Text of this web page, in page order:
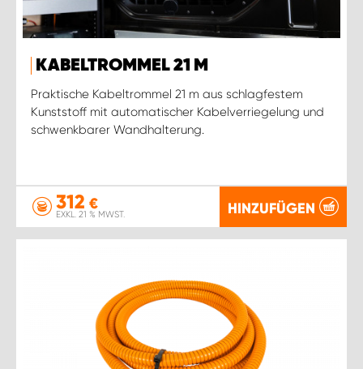
KABELTROMMEL 21 M
Praktische Kabeltrommel 21 m aus schlagfestem
Kunststoff mit automatischer Kabelverriegelung und
schwenkbarer Wandhalterung.
312 €
EXKL. 21 % MWST. HINZUFÜGEN